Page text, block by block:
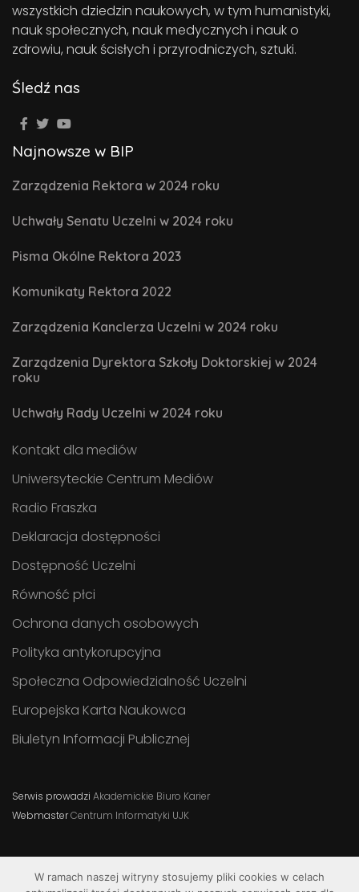
wszystkich dziedzin naukowych, w tym humanistyki,
nauk społecznych, nauk medycznych i nauk o
zdrowiu, nauk ścisłych i przyrodniczych, sztuki.
Śledź nas
Najnowsze w BIP
Zarządzenia Rektora w 2024 roku
Uchwały Senatu Uczelni w 2024 roku
Pisma Okólne Rektora 2023
Komunikaty Rektora 2022
Zarządzenia Kanclerza Uczelni w 2024 roku
Zarządzenia Dyrektora Szkoły Doktorskiej w 2024
roku
Uchwały Rady Uczelni w 2024 roku
Kontakt dla mediów
Uniwersyteckie Centrum Mediów
Radio Fraszka
Deklaracja dostępności
Dostępność Uczelni
Równość płci
Ochrona danych osobowych
Polityka antykorupcyjna
Społeczna Odpowiedzialność Uczelni
Europejska Karta Naukowca
Biuletyn Informacji Publicznej
Serwis prowadzi Akademickie Biuro Karier
WebmasterCentrum Informatyki UJK
W ramach naszej witryny stosujemy pliki cookies w celach